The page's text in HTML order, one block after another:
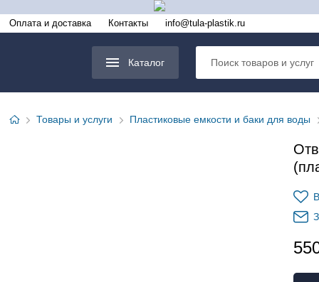
Оплата и доставка Контакты info@tula-plastik.ru
Каталог
Товары и услуги Пластиковые емкости и баки для воды